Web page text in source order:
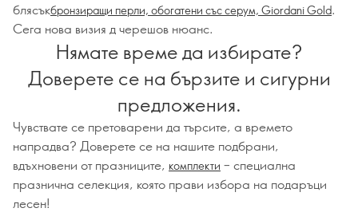
блясъкбронзиращи перли, обогатени със серум, Giordani Gold.
Сега нова визия д черешов нюанс.
Нямате време да избирате?
Доверете се на бързите и сигурни
предложения.
Чувствате се претоварени да търсите, а времето
напрадва? Доверете се на нашите подбрани,
вдъхновени от празниците, комплекти – специална
празнична селекция, която прави избора на подаръци
лесен!